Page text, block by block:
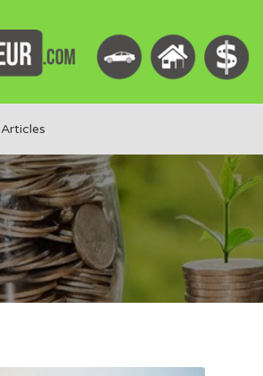
Articles